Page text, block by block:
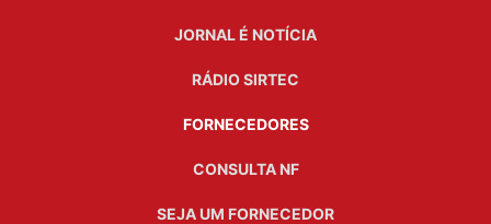
JORNAL É NOTÍCIA
RÁDIO SIRTEC
FORNECEDORES
CONSULTA NF
SEJA UM FORNECEDOR